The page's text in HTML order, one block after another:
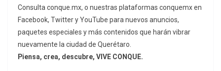
Consulta conque.mx, o nuestras plataformas conquemx en
Facebook, Twitter y YouTube para nuevos anuncios,
paquetes especiales y más contenidos que harán vibrar
nuevamente la ciudad de Querétaro.
Piensa, crea, descubre, VIVE CONQUE.